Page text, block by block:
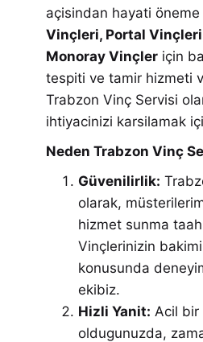
açisindan hayati öneme
Vinçleri, Portal
Monoray Vinçleriçin
tespiti ve tamir hizmeti
Trabzon Vinç Servisi
ihtiyacinizi karsilamak
Neden Trabzon Vinç
Güvenilirlik:
olarak,
hizmet sunma
Vinçlerinizin
konusunda
ekibiz.
Hizli Yanit: Acil bir
oldugunuzda,